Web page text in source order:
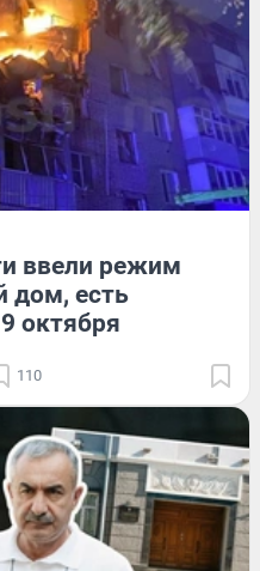
ввели режим
дом, есть
октября
110